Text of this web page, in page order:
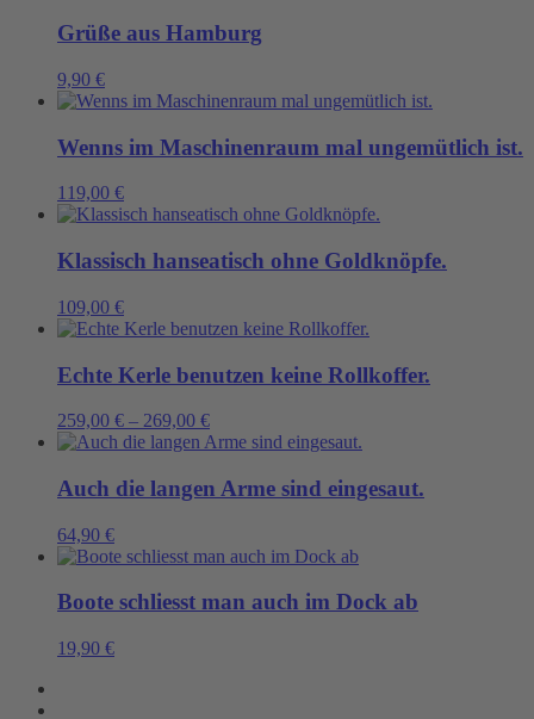
Grüße aus Hamburg
9,90 €
Wenns im Maschinenraum mal ungemütlich ist.
119,00 €
Klassisch hanseatisch ohne Goldknöpfe.
109,00 €
Echte Kerle benutzen keine Rollkoffer.
259,00 € – 269,00 €
Auch die langen Arme sind eingesaut.
64,90 €
Boote schliesst man auch im Dock ab
19,90 €